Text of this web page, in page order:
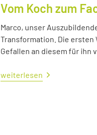
Vom Koch zum
Marco, unser
Transformation. Die ersten
Gefallen an diesem für ihn
weiterlesen